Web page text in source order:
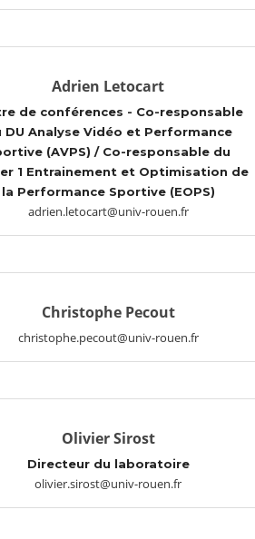
Adrien Letocart
de conférences - Co-responsable
DU Analyse Vidéo et Performance
(AVPS) / Co-responsable du
1 Entrainement et Optimisation de
la Performance Sportive (EOPS)
adrien.letocart@univ-rouen.fr
Christophe Pecout
christophe.pecout@univ-rouen.fr
Olivier Sirost
Directeur du laboratoire
olivier.sirost@univ-rouen.fr